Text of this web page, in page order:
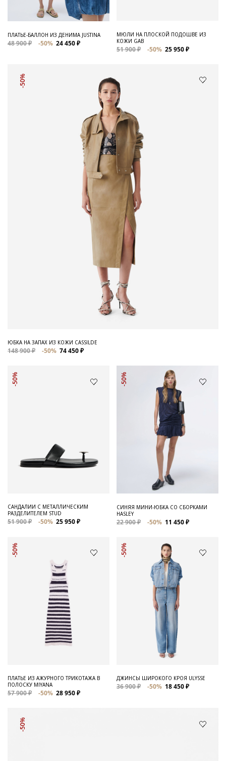
ПЛАТЬЕ-БАЛЛОН ИЗ ДЕНИМА JUSTINA
48 900 ₽ -50% 24 450 ₽
МЮЛИ НА ПЛОСКОЙ ПОДОШВЕ ИЗ
КОЖИ GAB
51 900 ₽ -50% 25 950 ₽
-50%
ЮБКА НА ЗАПАХ ИЗ КОЖИ CASSILDE
148 900 ₽ -50% 74 450 ₽
-50%
САНДАЛИИ С МЕТАЛЛИЧЕСКИМ
РАЗДЕЛИТЕЛЕМ STUD
51 900 ₽ -50% 25 950 ₽
-50%
СИНЯЯ МИНИ-ЮБКА СО СБОРКАМИ
HASLEY
22 900 ₽ -50% 11 450 ₽
-50%
ПЛАТЬЕ ИЗ АЖУРНОГО ТРИКОТАЖА В
ПОЛОСКУ MIYANA
57 900 ₽ -50% 28 950 ₽
-50%
ДЖИНСЫ ШИРОКОГО КРОЯ ULYSSE
36 900 ₽ -50% 18 450 ₽
-50%